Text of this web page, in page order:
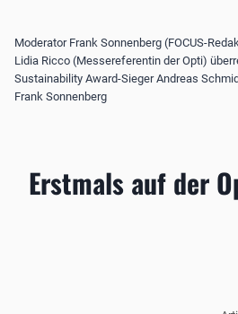
Moderator Frank Sonnenberg (FOCUS-
Lidia Ricco (Messereferentin der Opti)
Sustainability Award-Sieger Andreas
Frank Sonnenberg
Erstmals auf der